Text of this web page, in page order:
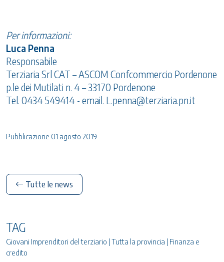
Per informazioni:
Luca Penna
Responsabile
Terziaria Srl CAT – ASCOM Confcommercio Pordenone
p.le dei Mutilati n. 4 – 33170 Pordenone
Tel. 0434 549414 - email. L.penna@terziaria.pn.it
Pubblicazione 01 agosto 2019
Tutte le news
TAG
Giovani Imprenditori del terziario | Tutta la provincia | Finanza e
credito